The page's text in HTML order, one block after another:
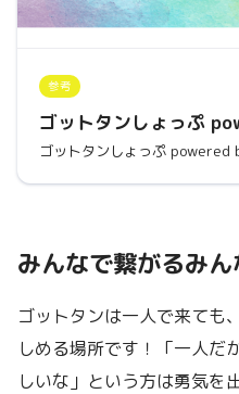
参考
ゴットタンしょっぷ
ゴットタンしょっぷ powered
みんなで繋がるみ
ゴットタンは一人で来ても
しめる場所です！「一人だ
しいな」という方は勇気を